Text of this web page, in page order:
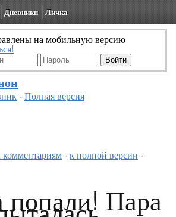
Дневники Личка
на мобильную версию
-Полная версия
комментариям-к полной версии -
попали! Пара